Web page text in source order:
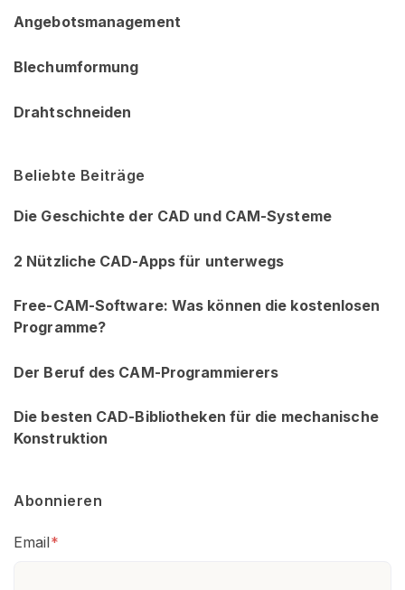
Angebotsmanagement
Blechumformung
Drahtschneiden
Beliebte Beiträge
Die Geschichte der CAD und CAM-Systeme
2 Nützliche CAD-Apps für unterwegs
Free-CAM-Software: Was können die kostenlosen
Programme?
Der Beruf des CAM-Programmierers
Die besten CAD-Bibliotheken für die mechanische
Konstruktion
Abonnieren
Email*